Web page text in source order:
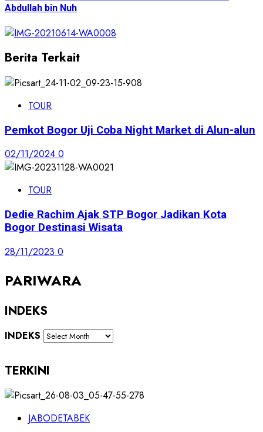
Abdullah bin Nuh
Berita Terkait
TOUR
Pemkot Bogor Uji Coba Night Market di Alun-alun
02/11/2024 0
TOUR
Dedie Rachim Ajak STP Bogor Jadikan Kota
Bogor Destinasi Wisata
28/11/2023 0
PARIWARA
INDEKS
INDEKS
TERKINI
JABODETABEK